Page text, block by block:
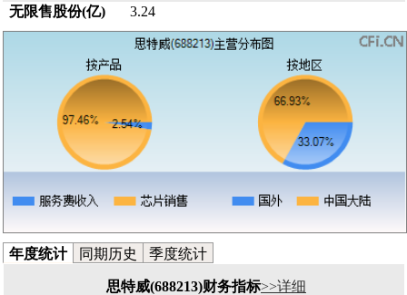
无限售股份(亿)
3.24
年度统计 同期历史 季度统计
思特威(688213)财务指标>>详细